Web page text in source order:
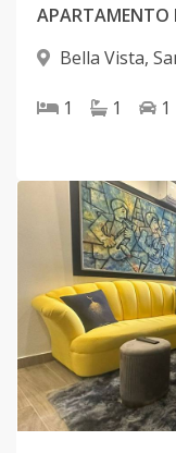
APARTAMENTO
Bella Vista,
1 1 1